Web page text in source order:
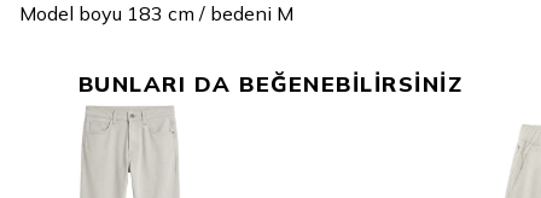
Model boyu 183 cm / bedeni M
BUNLARI DA BEĞENEBİLİRSİNİZ